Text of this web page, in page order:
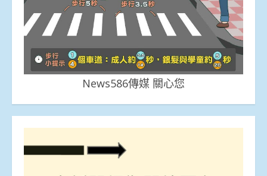
News586傳媒 關心您